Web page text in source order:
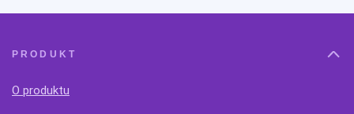
PRODUKT
O produktu